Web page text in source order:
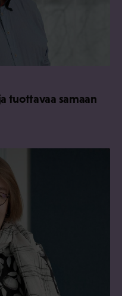
tuottavaa samaan